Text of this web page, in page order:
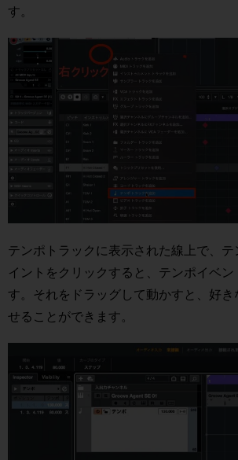
す。
テンポトラックに表示された線上で、
イントをクリックすると、テンポイベン
す。それをドラッグして動かすと、好き
せることができます。